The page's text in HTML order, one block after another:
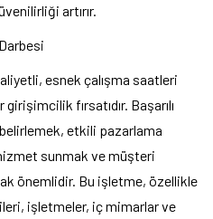
artırır.
esnek çalışma saatleri
fırsatıdır. Başarılı
etkili pazarlama
sunmak ve müşteri
önemlidir. Bu işletme, özellikle
işletmeler, iç mimarlar ve